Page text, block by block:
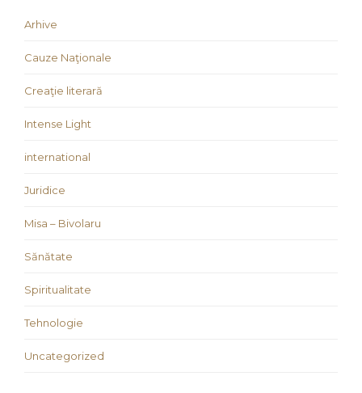
Arhive
Cauze Naţionale
Creaţie literară
Intense Light
international
Juridice
Misa – Bivolaru
Sănătate
Spiritualitate
Tehnologie
Uncategorized